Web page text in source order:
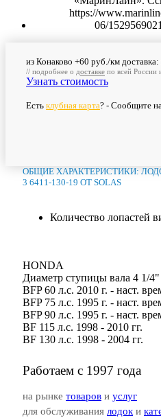
из Конаково +60 руб./км доставка:
// подробнее о доставке по всей России
Узнать стоимость
Есть клубная карта? - Сообщите
ОБЩИЕ ХАРАКТЕРИСТИКИ:
3 6411-130-19 ОТ SOLAS
Количество лопастей
HONDA
Диаметр ступицы вала 4 1/
BFP 60 л.с. 2010 г. - наст.
BFP 75 л.с. 1995 г. - наст.
BFP 90 л.с. 1995 г. - наст.
BF 115 л.с. 1998 - 2010 гг.
BF 130 л.с. 1998 - 2004 гг.
Работаем с 1997 года
на рынке товаров и услуг
для обслуживания лодоки